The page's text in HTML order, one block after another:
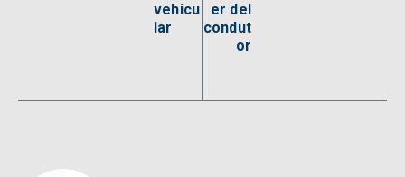
vehicu
lar
er del
condut
or